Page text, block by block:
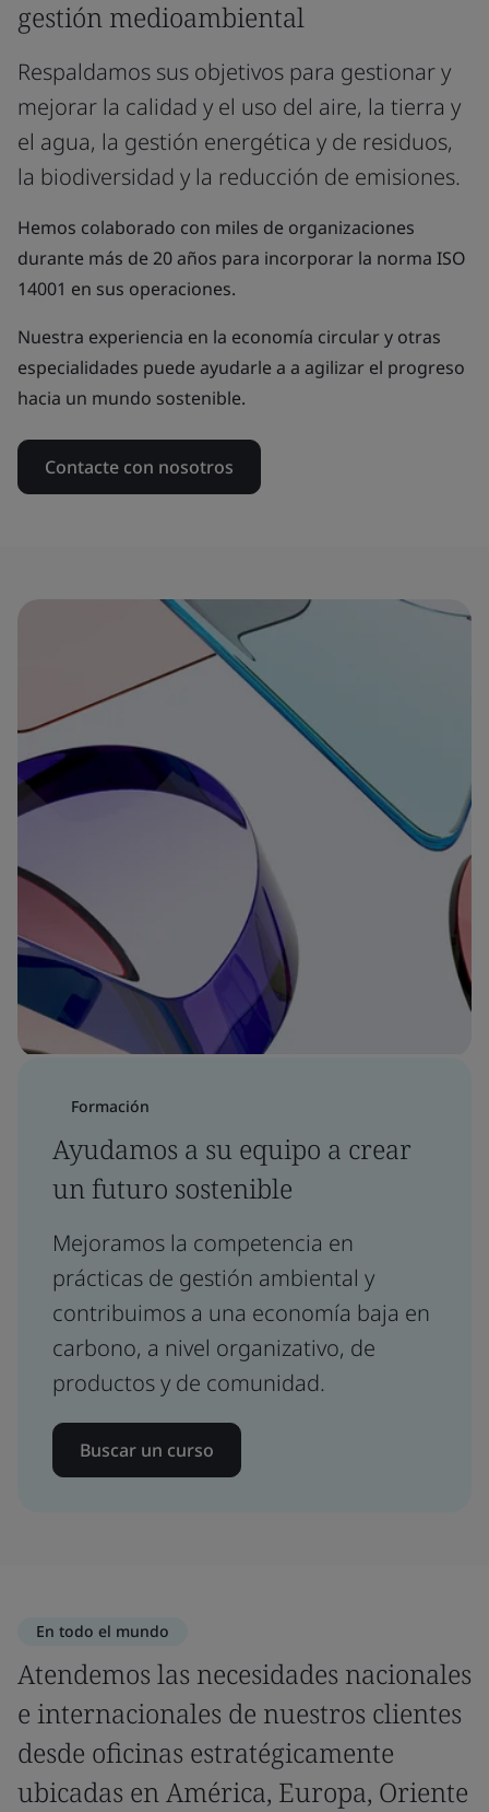
gestión medioambiental
Respaldamos sus objetivos para gestionar y
mejorar la calidad y el uso del aire, la tierra y
el agua, la gestión energética y de residuos,
la biodiversidad y la reducción de emisiones.
Hemos colaborado con miles de organizaciones
durante más de 20 años para incorporar la norma ISO
14001 en sus operaciones.
Nuestra experiencia en la economía circular y otras
especialidades puede ayudarle a a agilizar el progreso
hacia un mundo sostenible.
Contacte con nosotros
Formación
Ayudamos a su equipo a crear
un futuro sostenible
Mejoramos la competencia en
prácticas de gestión ambiental y
contribuimos a una economía baja en
carbono, a nivel organizativo, de
productos y de comunidad.
Buscar un curso
En todo el mundo
Atendemos las necesidades nacionales
e internacionales de nuestros clientes
desde oficinas estratégicamente
ubicadas en América, Europa, Oriente